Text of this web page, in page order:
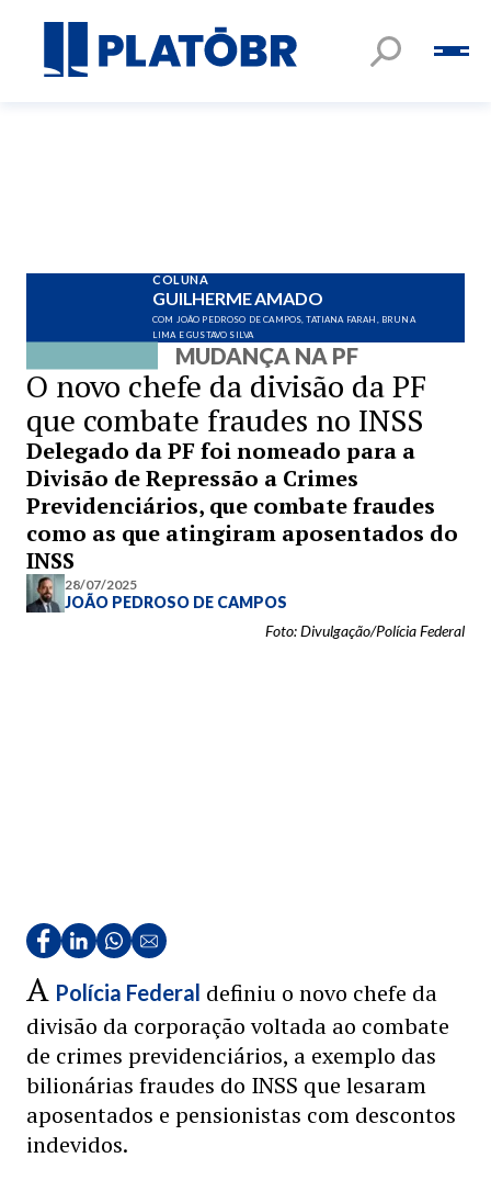
COLUNA
GUILHERME AMADO
COM JOÃO PEDROSO DE CAMPOS, TATIANA FARAH, BRUNA
LIMA E GUSTAVO SILVA
MUDANÇA NA PF
O novo chefe da divisão da PF
que combate fraudes no INSS
Delegado da PF foi nomeado para a
Divisão de Repressão a Crimes
Previdenciários, que combate fraudes
como as que atingiram aposentados do
INSS
28/07/2025
JOÃO PEDROSO DE CAMPOS
Foto: Divulgação/Polícia Federal
A Polícia Federal definiu o novo chefe da
divisão da corporação voltada ao combate
de crimes previdenciários, a exemplo das
bilionárias fraudes do INSS que lesaram
aposentados e pensionistas com descontos
indevidos.